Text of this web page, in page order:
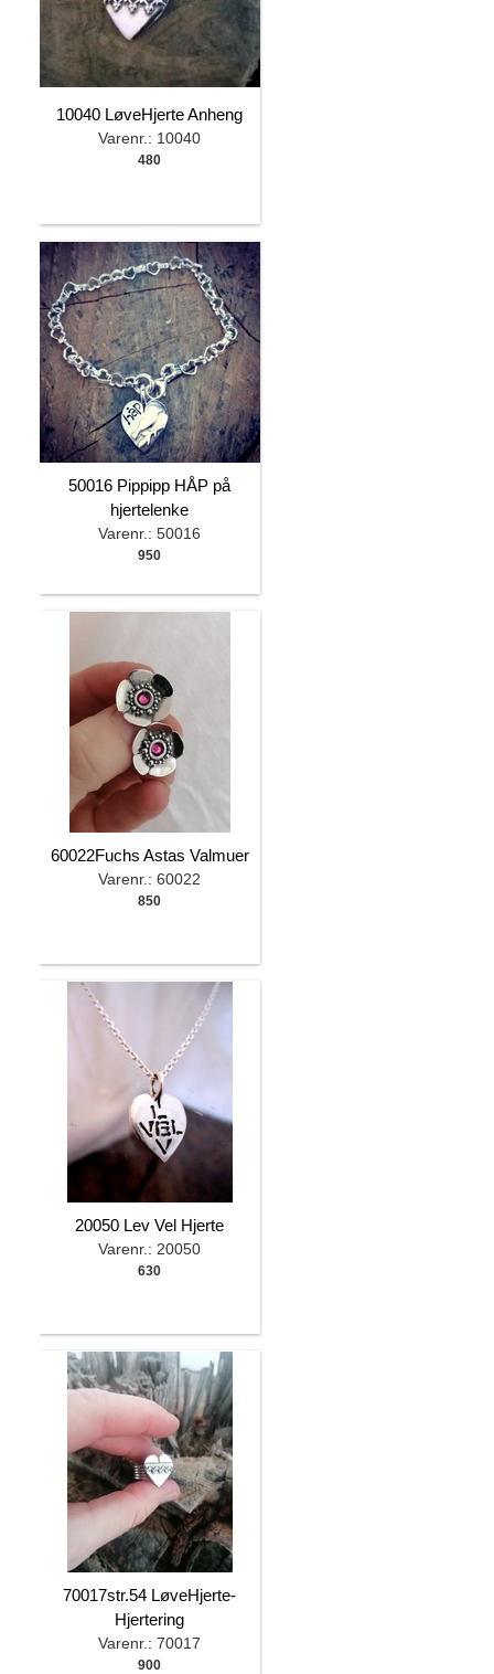
10040 LøveHjerte Anheng
Varenr.: 10040
480
50016 Pippipp HÅP på
hjertelenke
Varenr.: 50016
950
60022Fuchs Astas Valmuer
Varenr.: 60022
850
20050 Lev Vel Hjerte
Varenr.: 20050
630
70017str.54 LøveHjerte-
Hjertering
Varenr.: 70017
900